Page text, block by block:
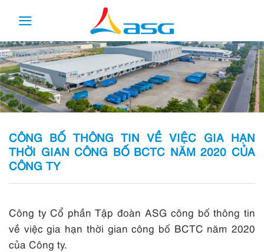
content
CÔNG BỐ THÔNG TIN VỀ VIỆC GIA HẠN
THỜI GIAN CÔNG BỐ BCTC NĂM 2020 CỦA
CÔNG TY
Công ty Cổ phần Tập đoàn ASG công bố thông tin
về việc gia hạn thời gian công bố BCTC năm 2020
của Công ty.